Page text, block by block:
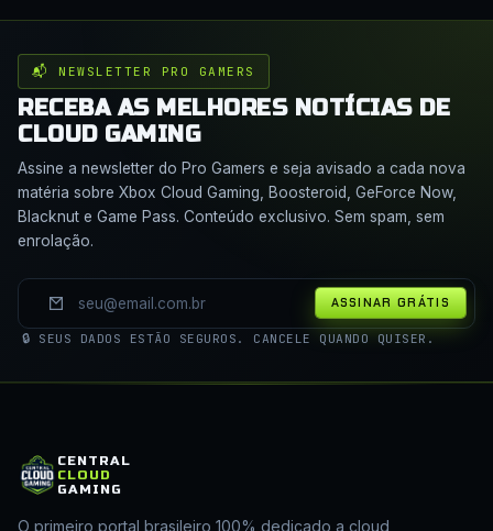
📬 NEWSLETTER PRO GAMERS
RECEBA AS MELHORES NOTÍCIAS DE
CLOUD GAMING
Assine a newsletter do Pro Gamers e seja avisado a cada nova
matéria sobre Xbox Cloud Gaming, Boosteroid, GeForce Now,
Blacknut e Game Pass. Conteúdo exclusivo. Sem spam, sem
enrolação.
ASSINAR GRÁTIS
🔒 SEUS DADOS ESTÃO SEGUROS. CANCELE QUANDO QUISER.
CENTRAL
CLOUD
GAMING
O primeiro portal brasileiro 100% dedicado a cloud